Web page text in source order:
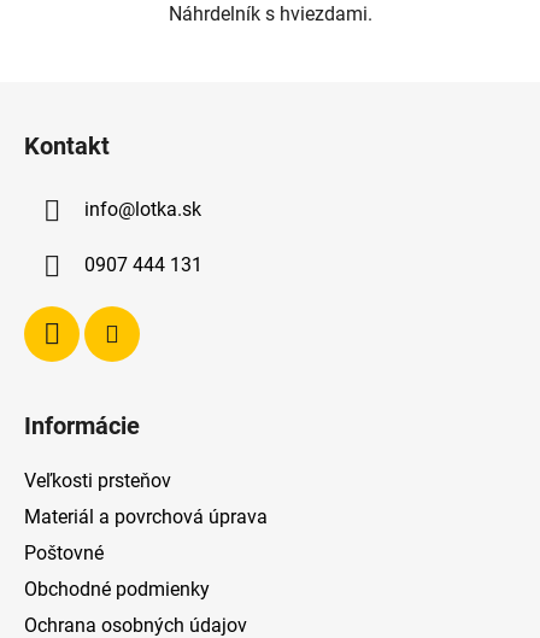
Náhrdelník s hviezdami.
Kontakt
info@lotka.sk
0907 444 131
Informácie
Veľkosti prsteňov
Materiál a povrchová úprava
Poštovné
Obchodné podmienky
Ochrana osobných údajov